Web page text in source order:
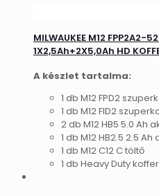
MILWAUKEE M12 FPP2A2-
1X2,5Ah+2X5,0Ah HD
A készlet tartalma:
1 db M12 FPD2
1 db M12 FID2
2 db M12 HB5 5.0 Ah
1 db M12 HB2.5 2.5
1 db M12 C12 C töltő
1 db Heavy Duty koffer